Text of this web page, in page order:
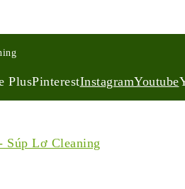
PlusPinterestInstagramYoutube